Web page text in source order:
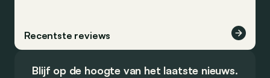
Recentste reviews
Blijf op de hoogte van het laatste nieuws.